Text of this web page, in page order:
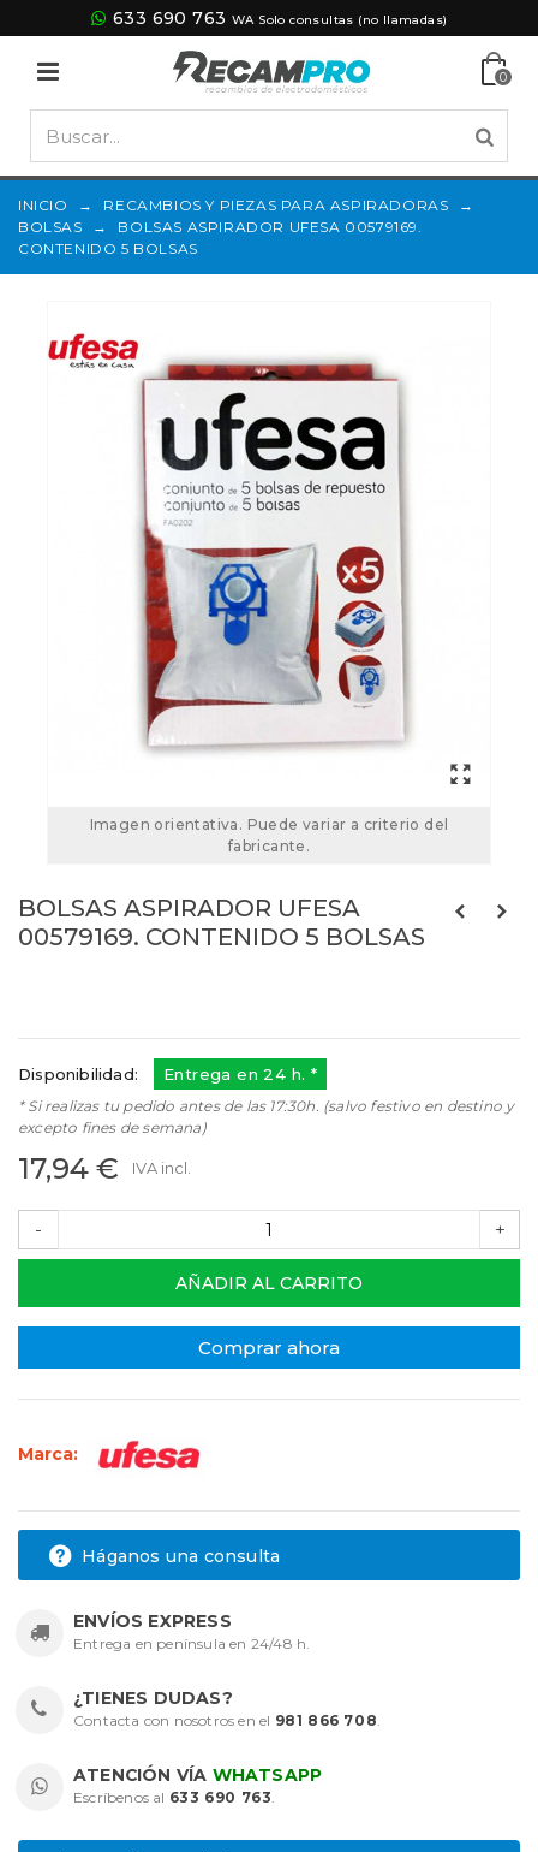
633 690 763 WA Solo consultas (no llamadas)
0
INICIO → RECAMBIOS Y PIEZAS PARA ASPIRADORAS
→
BOLSAS
→
BOLSAS ASPIRADOR UFESA 00579169.
CONTENIDO 5 BOLSAS
Imagen orientativa. Puede variar a criterio del
fabricante.
BOLSAS ASPIRADOR UFESA
00579169. CONTENIDO 5 BOLSAS
Disponibilidad: Entrega en 24 h. *
* Si realizas tu pedido antes de las 17:30h. (salvo festivo en destino y
excepto fines de semana)
17,94 € IVA incl.
- +
AÑADIR AL CARRITO
Comprar ahora
Marca:
Háganos una consulta
ENVÍOS EXPRESS
Entrega en península en 24/48 h.
¿TIENES DUDAS?
Contacta con nosotros en el 981 866 708.
ATENCIÓN VÍA WHATSAPP
Escríbenos al 633 690 763.